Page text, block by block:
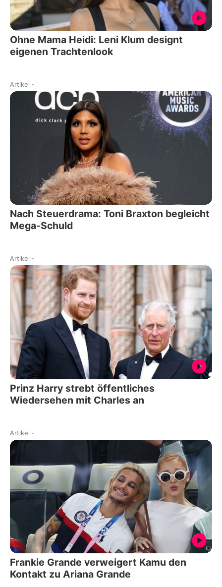
Ohne Mama Heidi: Leni Klum designt
eigenen Trachtenlook
Artikel -
Nach Steuerdrama: Toni Braxton begleicht
Mega-Schuld
Artikel -
Prinz Harry strebt öffentliches
Wiedersehen mit Charles an
Artikel -
Frankie Grande verweigert Kamu den
Kontakt zu Ariana Grande